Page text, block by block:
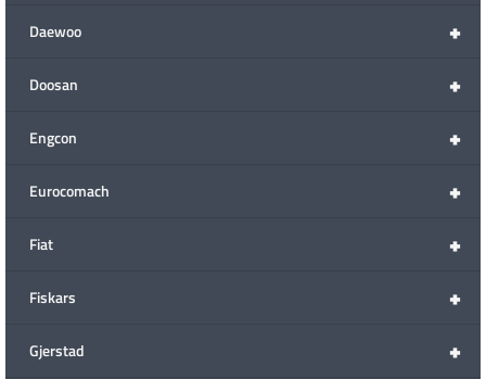
+
Daewoo
+
Doosan
+
Engcon
+
Eurocomach
+
Fiat
+
Fiskars
+
Gjerstad